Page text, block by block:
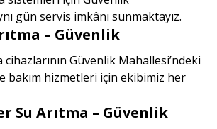
gün servis imkânı sunmaktayız.
– Güvenlik
Güvenlik Mahallesi’ndeki
bakım hizmetleri için ekibimiz her
Su Arıtma – Güvenlik